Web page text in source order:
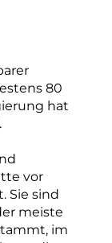
80
hat
vor
Sie sind
meiste
im